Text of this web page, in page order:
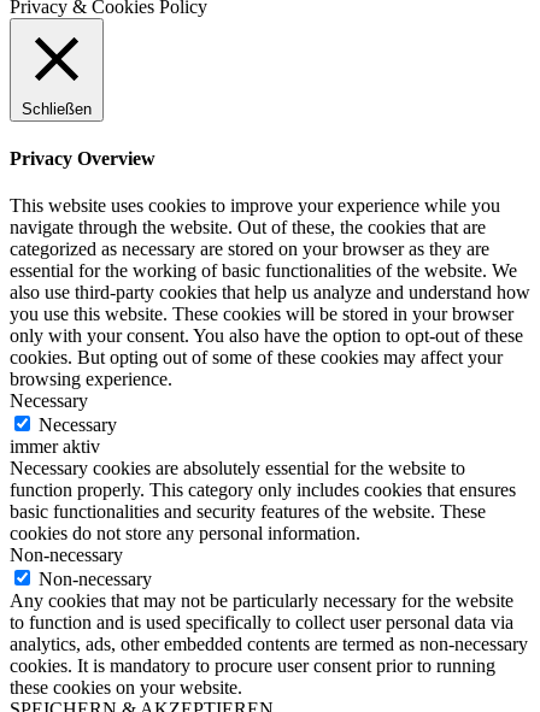
Privacy & Cookies Policy
Schließen
Privacy Overview
This website uses cookies to improve your experience while you
navigate through the website. Out of these, the cookies that are
categorized as necessary are stored on your browser as they are
essential for the working of basic functionalities of the website. We
also use third-party cookies that help us analyze and understand how
you use this website. These cookies will be stored in your browser
only with your consent. You also have the option to opt-out of these
cookies. But opting out of some of these cookies may affect your
browsing experience.
Necessary
Necessary
immer aktiv
Necessary cookies are absolutely essential for the website to
function properly. This category only includes cookies that ensures
basic functionalities and security features of the website. These
cookies do not store any personal information.
Non-necessary
Non-necessary
Any cookies that may not be particularly necessary for the website
to function and is used specifically to collect user personal data via
analytics, ads, other embedded contents are termed as non-necessary
cookies. It is mandatory to procure user consent prior to running
these cookies on your website.